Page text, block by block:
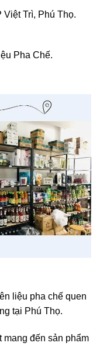
Trì, Phú Thọ.
Pha Chế.
liệu pha chế quen
tại Phú Thọ.
mang đến sản phẩm